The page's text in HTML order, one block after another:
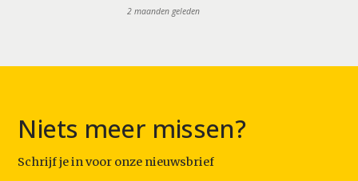
2 maanden geleden
Niets meer missen?
Schrijf je in voor onze nieuwsbrief